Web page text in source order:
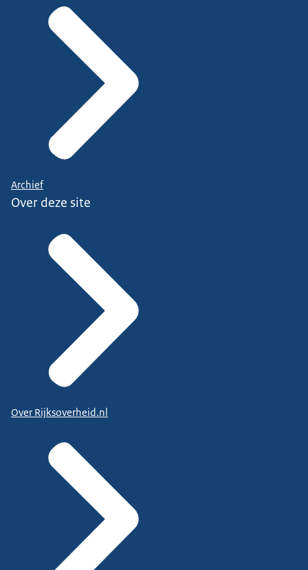
Archief
Over deze site
Over Rijksoverheid.nl